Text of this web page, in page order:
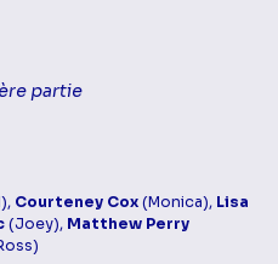
partie
Courteney Cox(Monica), Lisa
(Joey), Matthew Perry